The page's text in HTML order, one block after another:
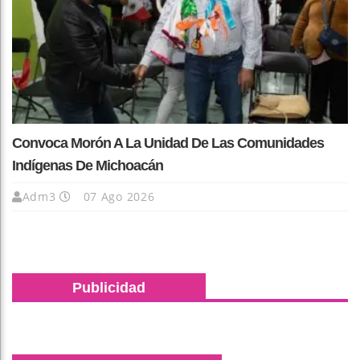
Convoca Morón A La Unidad De Las Comunidades
Indígenas De Michoacán
Adm3 07 Ago 2026
Publicidad